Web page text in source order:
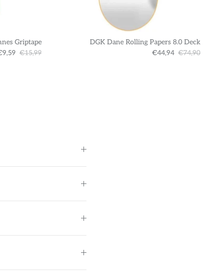
Griptape
€15,99
DGK Dane Rolling Papers 8.0 Deck
€44,94 €74,90